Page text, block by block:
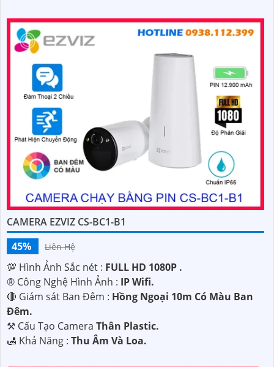
CAMERA EZVIZ CS-BC1-B1
45%
Liên Hệ
💯 Hình Ảnh Sắc nét : FULL HD 1080P .
®️ Công Nghệ Hình Ảnh : IP Wifi.
🔴 Giám sát Ban Đêm : Hồng Ngoại 10m Có Màu Ban
Ðêm.
⚒ Cấu Tạo Camera Thân Plastic.
️🛃 Khả Năng : Thu Âm Và Loa.